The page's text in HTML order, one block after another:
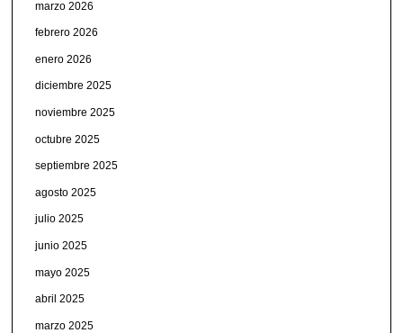
marzo 2026
febrero 2026
enero 2026
diciembre 2025
noviembre 2025
octubre 2025
septiembre 2025
agosto 2025
julio 2025
junio 2025
mayo 2025
abril 2025
marzo 2025